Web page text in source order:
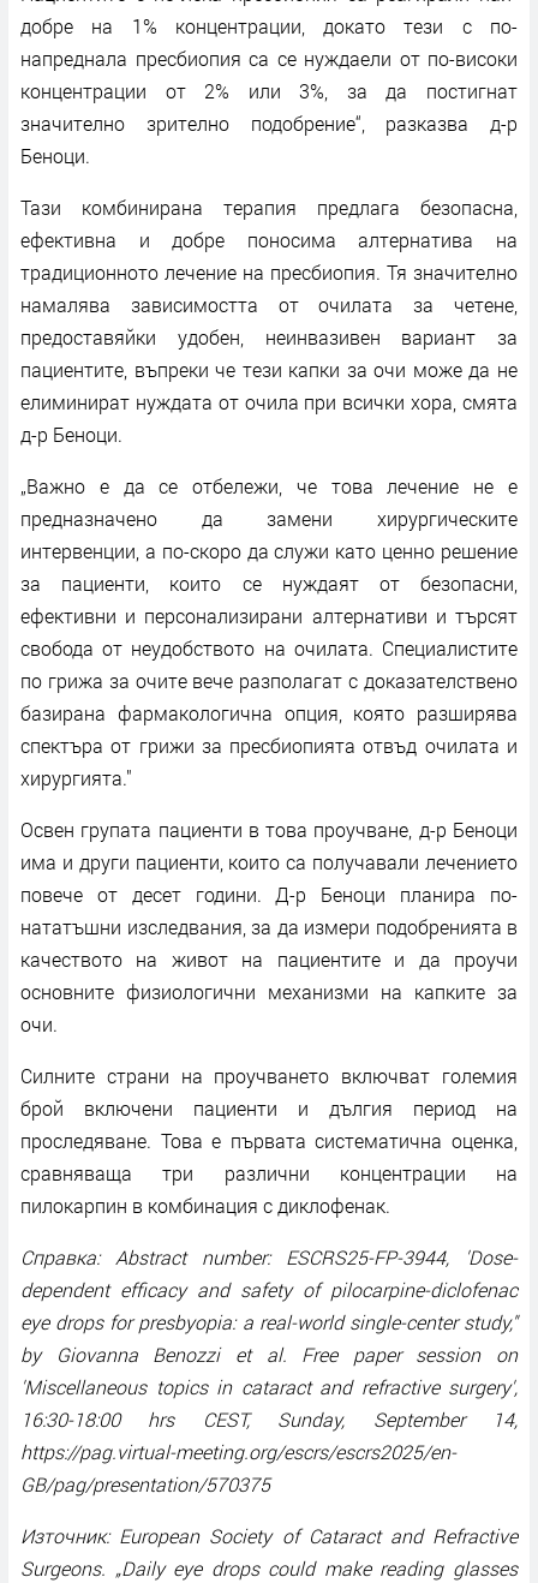
добре на 1% концентрации, докато тези с по-
напреднала пресбиопия са се нуждаели от по-високи
концентрации от 2% или 3%, за да постигнат
значително зрително подобрение“, разказва д-р
Беноци.
Тази комбинирана терапия предлага безопасна,
ефективна и добре поносима алтернатива на
традиционното лечение на пресбиопия. Тя значително
намалява зависимостта от очилата за четене,
предоставяйки удобен, неинвазивен вариант за
пациентите, въпреки че тези капки за очи може да не
елиминират нуждата от очила при всички хора, смята
д-р Беноци.
„Важно е да се отбележи, че това лечение не е
предназначено да замени хирургическите
интервенции, а по-скоро да служи като ценно решение
за пациенти, които се нуждаят от безопасни,
ефективни и персонализирани алтернативи и търсят
свобода от неудобството на очилата. Специалистите
по грижа за очите вече разполагат с доказателствено
базирана фармакологична опция, която разширява
спектъра от грижи за пресбиопията отвъд очилата и
хирургията."
Освен групата пациенти в това проучване, д-р Беноци
има и други пациенти, които са получавали лечението
повече от десет години. Д-р Беноци планира по-
нататъшни изследвания, за да измери подобренията в
качеството на живот на пациентите и да проучи
основните физиологични механизми на капките за
очи.
Силните страни на проучването включват големия
брой включени пациенти и дългия период на
проследяване. Това е първата систематична оценка,
сравняваща три различни концентрации на
пилокарпин в комбинация с диклофенак.
Справка: Abstract number: ESCRS25-FP-3944, 'Dose-
dependent efficacy and safety of pilocarpine-diclofenac
eye drops for presbyopia: a real-world single-center study,"
by Giovanna Benozzi et al. Free paper session on
'Miscellaneous topics in cataract and refractive surgery',
16:30-18:00 hrs CEST, Sunday, September 14,
https://pag.virtual-meeting.org/escrs/escrs2025/en-
GB/pag/presentation/570375
Източник: European Society of Cataract and Refractive
Surgeons. „Daily eye drops could make reading glasses